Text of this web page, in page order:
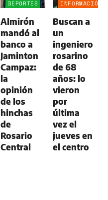
DEPORTES
Almirón
mandó al
banco a
Jaminton
Campaz:
la
opinión
de los
hinchas
de
Rosario
Central
INFORMACIÓN
Buscan a
un
ingeniero
rosarino
de 68
años: lo
vieron
por
última
vez el
jueves en
el centro